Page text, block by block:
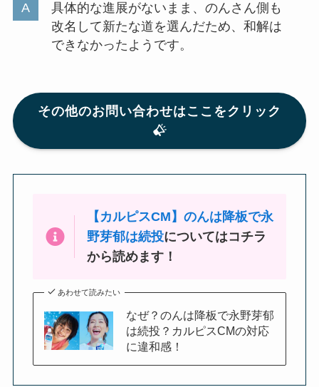
具体的な進展がないまま、のんさん側も
改名して新たな道を選んだため、和解は
できなかったようです。
その他のお問い合わせはここをクリック
【カルピスCM】のんは降板で永
野芽郁は続投についてはコチラ
から読めます！
あわせて読みたい
なぜ？のんは降板で永野芽郁
は続投？カルピスCMの対応
に違和感！